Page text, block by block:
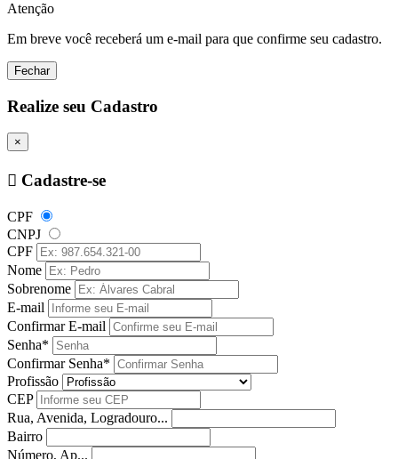
Atenção
Em breve você receberá um e-mail para que confirme seu cadastro.
Fechar
Realize seu Cadastro
×
Cadastre-se
CPF
CNPJ
CPF
Nome
Sobrenome
E-mail
Confirmar E-mail
Senha*
Confirmar Senha*
Profissão
CEP
Rua, Avenida, Logradouro...
Bairro
Número, Ap...